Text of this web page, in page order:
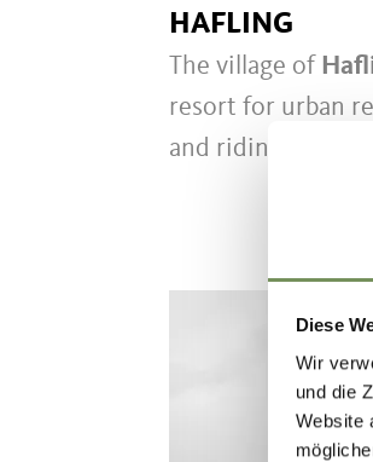
Diese
Wir
und die
Website
HAFLING
The village of
resort for urban
and riding